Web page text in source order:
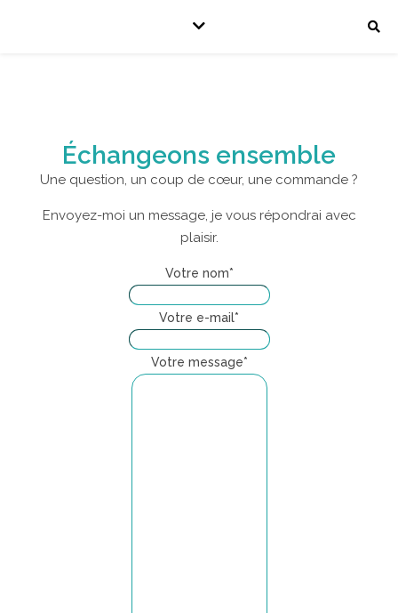
Échangeons ensemble
Une question, un coup de cœur, une commande ?
Envoyez-moi un message, je vous répondrai avec
plaisir.
Votre nom*
Votre e-mail*
Votre message*